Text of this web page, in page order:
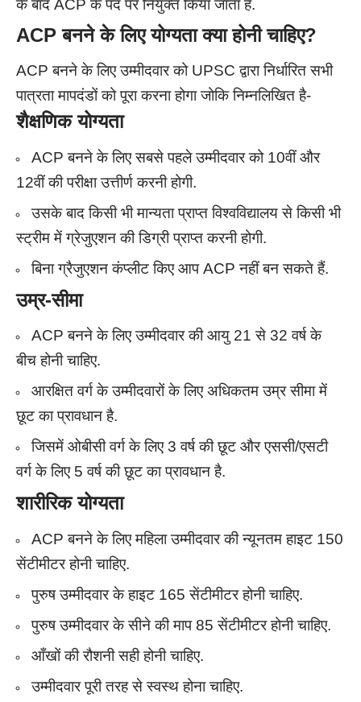
के बाद ACP के पद पर नियुक्त किया जाता है.
ACP बनने के लिए योग्यता क्या होनी चाहिए?
ACP बनने के लिए उम्मीदवार को UPSC द्वारा निर्धारित सभी
पात्रता मापदंडों को पूरा करना होगा जोकि निम्नलिखित है-
शैक्षणिक योग्यता
ACP बनने के लिए सबसे पहले उम्मीदवार को 10वीं और
12वीं की परीक्षा उत्तीर्ण करनी होगी.
उसके बाद किसी भी मान्यता प्राप्त विश्वविद्यालय से किसी भी
स्ट्रीम में ग्रेजुएशन की डिग्री प्राप्त करनी होगी.
बिना ग्रैजुएशन कंप्लीट किए आप ACP नहीं बन सकते हैं.
उम्र-सीमा
ACP बनने के लिए उम्मीदवार की आयु 21 से 32 वर्ष के
बीच होनी चाहिए.
आरक्षित वर्ग के उम्मीदवारों के लिए अधिकतम उम्र सीमा में
छूट का प्रावधान है.
जिसमें ओबीसी वर्ग के लिए 3 वर्ष की छूट और एससी/एसटी
वर्ग के लिए 5 वर्ष की छूट का प्रावधान है.
शारीरिक योग्यता
ACP बनने के लिए महिला उम्मीदवार की न्यूनतम हाइट 150
सेंटीमीटर होनी चाहिए.
पुरुष उम्मीदवार के हाइट 165 सेंटीमीटर होनी चाहिए.
पुरुष उम्मीदवार के सीने की माप 85 सेंटीमीटर होनी चाहिए.
आँखों की रौशनी सही होनी चाहिए.
उम्मीदवार पूरी तरह से स्वस्थ होना चाहिए.